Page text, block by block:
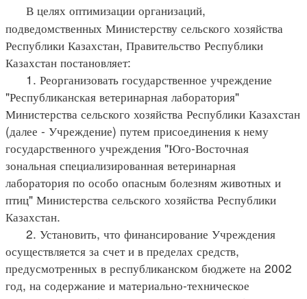
В целях оптимизации организаций,
подведомственных Министерству сельского хозяйства
Республики Казахстан, Правительство Республики
Казахстан постановляет:
1. Реорганизовать государственное учреждение
"Республиканская ветеринарная лаборатория"
Министерства сельского хозяйства Республики Казахстан
(далее - Учреждение) путем присоединения к нему
государственного учреждения "Юго-Восточная
зональная специализированная ветеринарная
лаборатория по особо опасным болезням животных и
птиц" Министерства сельского хозяйства Республики
Казахстан.
2. Установить, что финансирование Учреждения
осуществляется за счет и в пределах средств,
предусмотренных в республиканском бюджете на 2002
год, на содержание и материально-техническое